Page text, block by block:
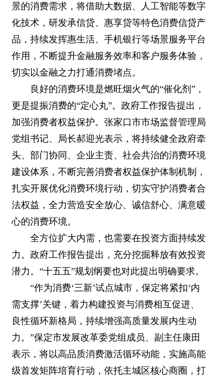
景的消费需求，将借助大数据、人工智能等数字
化技术，研发承信贷、惠享贷等特色消费信贷产
品，持续发挥惠生活、手机银行等场景服务平台
作用，不断提升金融服务效率和客户服务体验，
切实以金融之力打通消费堵点。
良好的消费环境是燃旺烟火气的“催化剂”，
更是提振消费的“定心丸”。政府工作报告提出，
加强消费者权益保护。张家口市市场监督管理局
党组书记、局长郝迎光表示，将持续健全政府牵
头、部门协同、企业主责、社会共治的消费环境
建设体系，不断完善消费者权益保护体制机制，
扎实开展优化消费环境行动，切实守护消费者合
法权益，全力营造安全放心、诚信舒心、满意暖
心的消费环境。
全方位扩大内需，也需要在投资方面持续发
力。政府工作报告提出，充分挖掘释放有效投资
潜力。“十五五”规划纲要也对此提出明确要求。
“作为消费‘三新’试点城市，保定将紧扣‘内
需支撑’关键，着力构建投资与消费相互促进、
良性循环新格局，持续增强高质量发展内生动
力。”保定市发展改革委党组成员、副主任康田
表示，将以高品质消费激活循环动能，实施高能
级首发矩阵培育行动，依托主城区核心商圈，打